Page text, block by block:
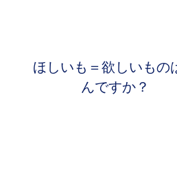
ほしいも＝欲しいもの
んですか？